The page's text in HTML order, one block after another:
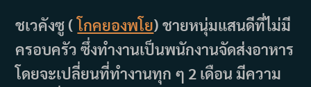
ชเวคังซู (โกคยองพโย) ชายหนุ่มแสนดีที่ไม่มี
ครอบครัว ซึ่งทำงานเป็นพนักงานจัดส่งอาหาร
โดยจะเปลี่ยนที่ทำงานทุก ๆ 2 เดือน มีความ